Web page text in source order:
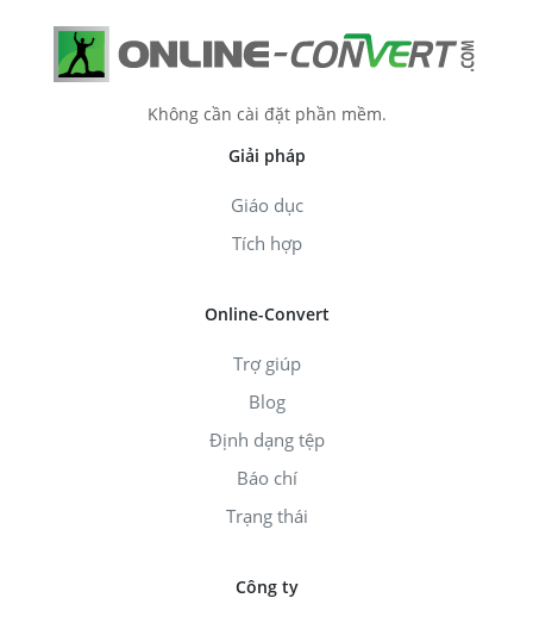
Không cần cài đặt phần mềm.
Giải pháp
Giáo dục
Tích hợp
Online-Convert
Trợ giúp
Blog
Định dạng tệp
Báo chí
Trạng thái
Công ty